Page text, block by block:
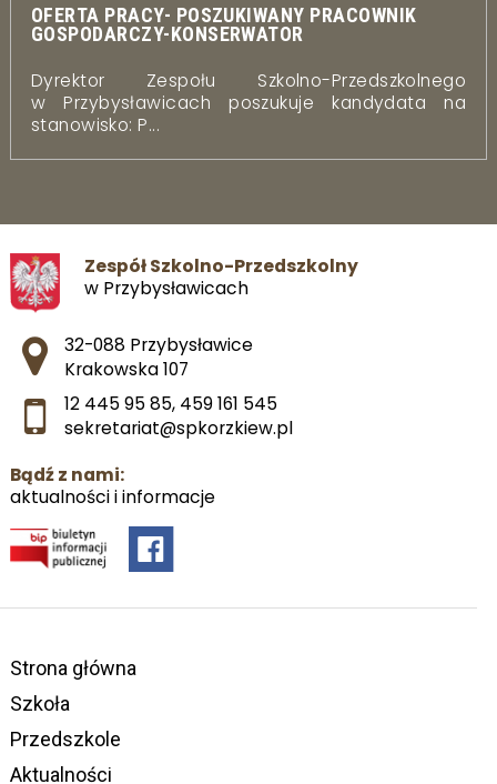
OFERTA PRACY- POSZUKIWANY PRACOWNIK
GOSPODARCZY-KONSERWATOR
Dyrektor Zespołu Szkolno-Przedszkolnego
w Przybysławicach poszukuje kandydata na
stanowisko: P...
Zespół Szkolno-Przedszkolny
w Przybysławicach
Adres pocztowy:
32-088 Przybysławice
Krakowska 107
12 445 95 85, 459 161 545
sekretariat@spkorzkiew.pl
Bądź z nami:
aktualności i informacje
Strona główna
Szkoła
Przedszkole
Aktualności